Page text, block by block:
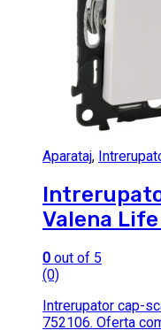
Aparataj,
Valena
0 out of 5
(0)
Intrerupator cap-
752106. Oferta